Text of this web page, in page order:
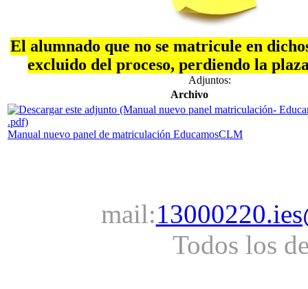
El alumnado que no se matricule en
excluido del proceso, perdiendo la
Adjuntos:
Archivo
Manual nuevo panel de matriculación EducamosCLM
mail:
Todos los